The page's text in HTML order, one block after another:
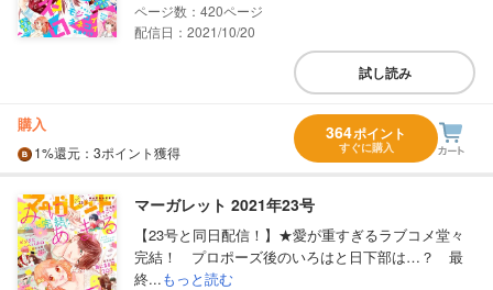
420
配信日：2021/10/20
試し読み
購入
1%還元 ：3ポイント獲得
364ポイント
すぐに購入
マーガレット 2021年23号
【23号と同日配信！】★愛が重すぎるラブコメ堂々
完結！ プロポーズ後のいろはと日下部は…？ 最
終...もっと読む